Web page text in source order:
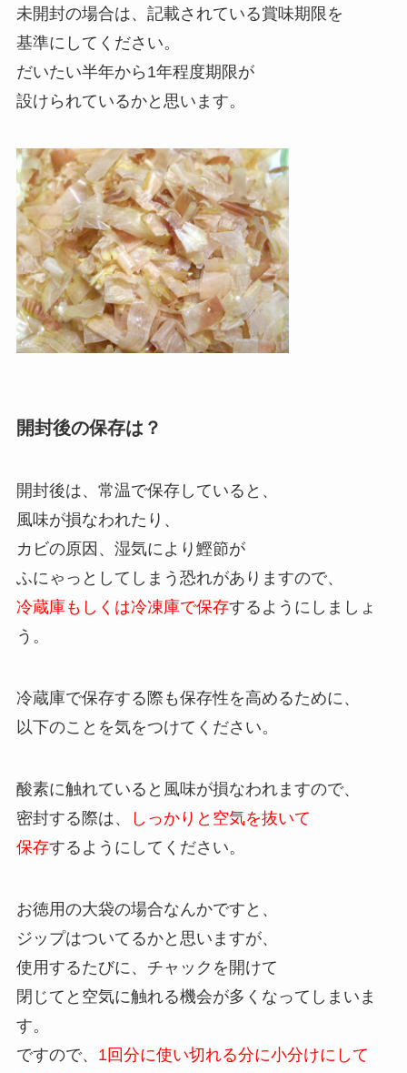
未開封の場合は、記載されている賞味期限を
基準にしてください。
だいたい半年から1年程度期限が
設けられているかと思います。
開封後の保存は？
開封後は、常温で保存していると、
風味が損なわれたり、
カビの原因、湿気により鰹節が
ふにゃっとしてしまう恐れがありますので、
冷蔵庫もしくは冷凍庫で保存するようにしましょ
う。
冷蔵庫で保存する際も保存性を高めるために、
以下のことを気をつけてください。
酸素に触れていると風味が損なわれますので、
密封する際は、
しっかりと空気を抜いて
保存するようにしてください。
お徳用の大袋の場合なんかですと、
ジップはついてるかと思いますが、
使用するたびに、チャックを開けて
閉じてと空気に触れる機会が多くなってしまいま
す。
ですので、 1回分に使い切れる分に小分けにして